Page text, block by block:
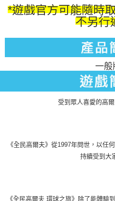
*遊戲官方可能隨時
不另行
一般
受到眾人喜愛的高
《全民高爾夫》從1997年問世，以任
持續受到大
《全民高爾夫 環球之旅》除了能體驗